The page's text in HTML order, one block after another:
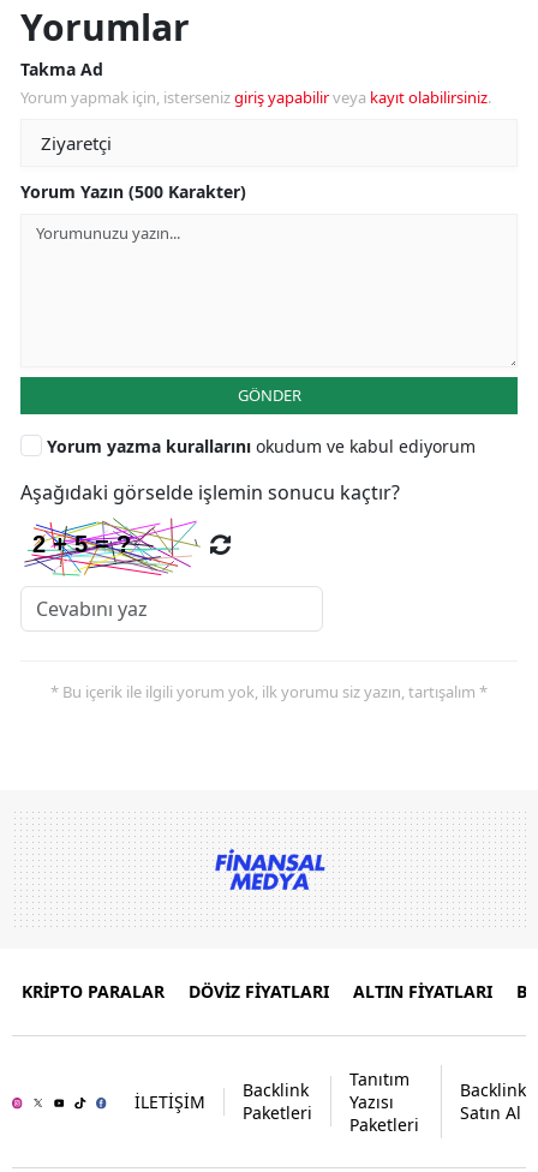
Yorumlar
Takma Ad
Yorum yapmak için, istersenizgiriş yapabilirveya kayıt olabilirsiniz.
Yorum Yazın (500 Karakter)
GÖNDER
Yorum yazma kurallarını okudum ve kabul ediyorum
Aşağıdaki görselde işlemin sonucu kaçtır?
* Bu içerik ile ilgili yorum yok, ilk yorumu siz yazın, tartışalım *
KRİPTO PARALAR DÖVİZ FİYATLARI ALTIN FİYATLARI
İLETİŞİM
Backlink
Paketleri
Tanıtım
Yazısı
Paketleri
Backlink
Satın Al